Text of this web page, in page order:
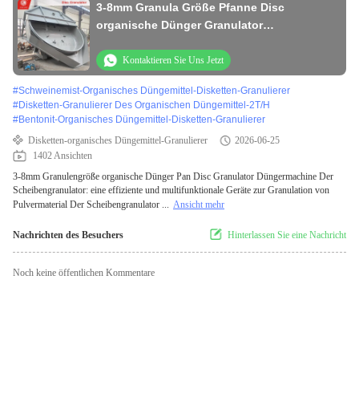
3-8mm Granula Größe Pfanne Disc
organische Dünger Granulator
Kontaktieren Sie Uns Jetzt
#Schweinemist-Organisches Düngemittel-Disketten-Granulierer
#Disketten-Granulierer Des Organischen Düngemittel-2T/H
#Bentonit-Organisches Düngemittel-Disketten-Granulierer
Disketten-organisches Düngemittel-Granulierer
2026-06-25
1402 Ansichten
3-8mm Granulengröße organische Dünger Pan Disc Granulator Düngermachine Der
Scheibengranulator: eine effiziente und multifunktionale Geräte zur Granulation von
Pulvermaterial Der Scheibengranulator ... Ansicht mehr
Nachrichten des Besuchers Hinterlassen Sie eine Nachricht
Noch keine öffentlichen Kommentare